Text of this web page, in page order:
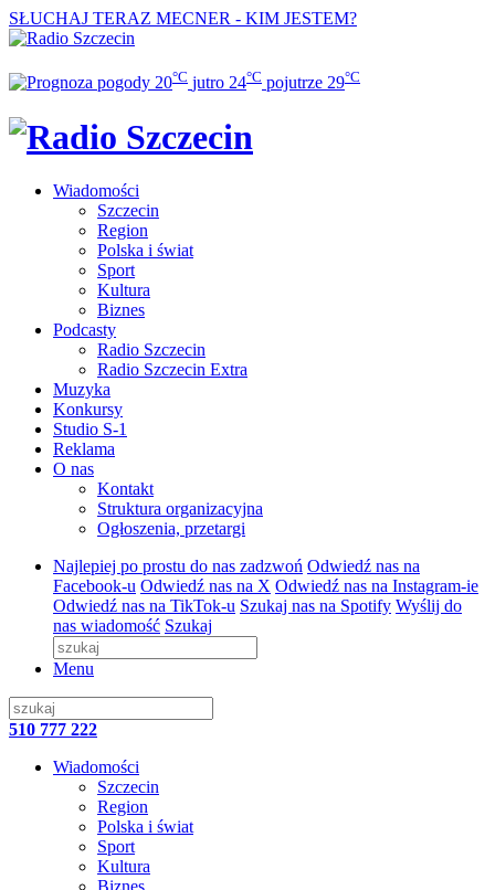
SŁUCHAJ TERAZ MECNER - KIM JESTEM?
20°C jutro 24°C pojutrze 29°C
Wiadomości
Szczecin
Region
Polska i świat
Sport
Kultura
Biznes
Podcasty
Radio Szczecin
Radio Szczecin Extra
Muzyka
Konkursy
Studio S-1
Reklama
O nas
Kontakt
Struktura organizacyjna
Ogłoszenia, przetargi
Najlepiej po prostu do nas zadzwoń Odwiedź nas na
Facebook-u Odwiedź nas na X Odwiedź nas na Instagram-ie
Odwiedź nas na TikTok-u Szukaj nas na Spotify Wyślij do
nas wiadomość Szukaj
Menu
510 777 222
Wiadomości
Szczecin
Region
Polska i świat
Sport
Kultura